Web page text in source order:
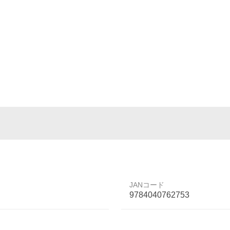
JANコード
9784040762753